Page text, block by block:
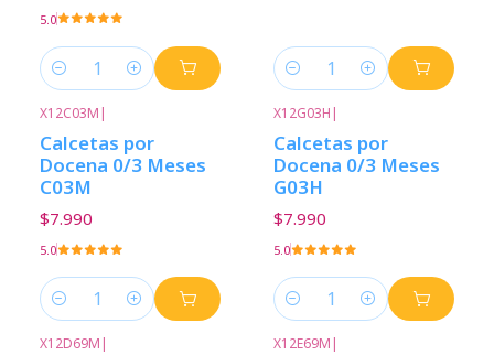
5.0
Cantidad Cantidad
X12C03M |
Calcetas por
Docena 0/3 Meses
C03M
$7.990
5.0
Cantidad
X12G03H |
Calcetas por
Docena 0/3 Meses
G03H
$7.990
5.0
Cantidad
X12D69M | X12E69M |